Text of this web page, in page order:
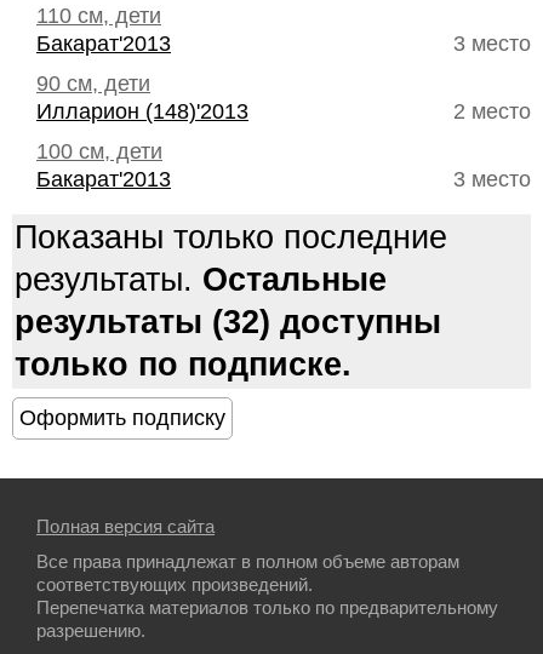
110 см, дети
3 место
Бакарат'2013
90 см, дети
2 место
Илларион (148)'2013
100 см, дети
3 место
Бакарат'2013
Показаны только последние
результаты. Остальные
результаты (32) доступны
только по подписке.
Полная версия сайта
Все права принадлежат в полном объеме авторам
соответствующих произведений.
Перепечатка материалов только по предварительному
разрешению.